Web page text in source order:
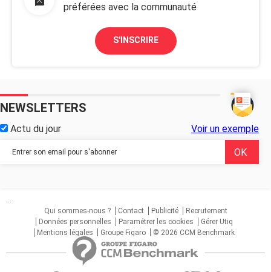
préférées avec la communauté
S'INSCRIRE
NEWSLETTERS
Actu du jour Voir un exemple
...
Qui sommes-nous ?
Contact Publicité
Recrutement
Données personnelles
Paramétrer les cookies
Gérer Utiq
Mentions légales
Groupe Figaro © 2026 CCM Benchmark